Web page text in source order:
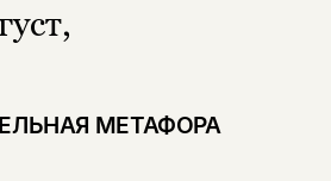
МЕТАФОРА